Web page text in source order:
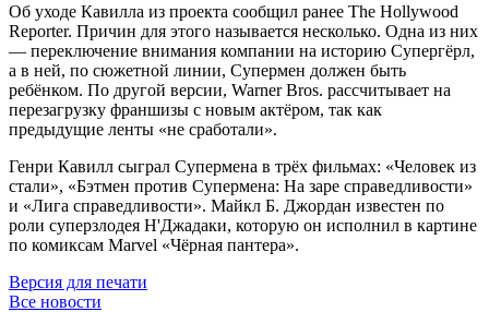
Об уходе Кавилла из проекта сообщил ранее The Hollywood
Reporter. Причин для этого называется несколько. Одна из них
— переключение внимания компании на историю Супергёрл,
а в ней, по сюжетной линии, Супермен должен быть
ребёнком. По другой версии, Warner Bros. рассчитывает на
перезагрузку франшизы с новым актёром, так как
предыдущие ленты «не сработали».
Генри Кавилл сыграл Супермена в трёх фильмах: «Человек из
стали», «Бэтмен против Супермена: На заре справедливости»
и «Лига справедливости». Майкл Б. Джордан известен по
роли суперзлодея Н'Джадаки, которую он исполнил в картине
по комиксам Marvel «Чёрная пантера».
Версия для печати
Все новости